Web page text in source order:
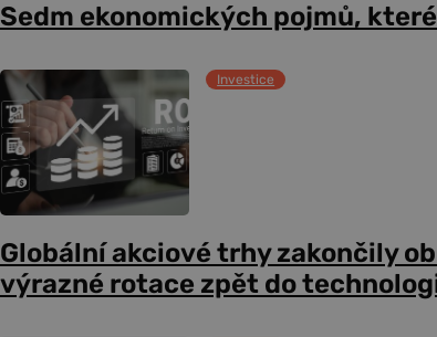
Sedm ekonomických pojmů,
Investice
Globální akciové trhy zakončily
výrazné rotace zpět do